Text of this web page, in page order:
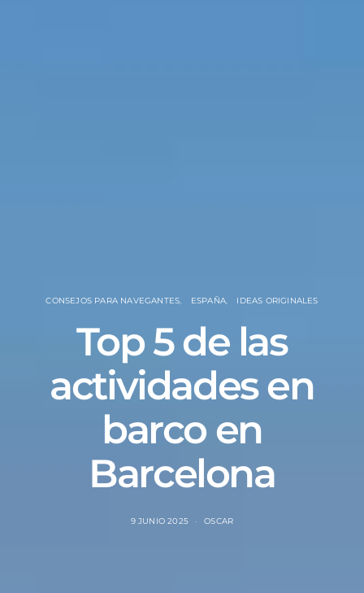
CONSEJOS PARA NAVEGANTES ESPAÑA IDEAS ORIGINALES
Top 5 de las
actividades en
barco en
Barcelona
9 JUNIO 2025 OSCAR